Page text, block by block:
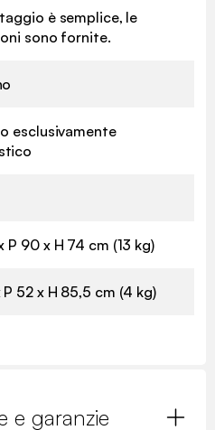
è semplice, le
sono fornite.
esclusivamente
P 90 x H 74 cm (13 kg)
P 52 x H 85,5 cm (4 kg)
e garanzie